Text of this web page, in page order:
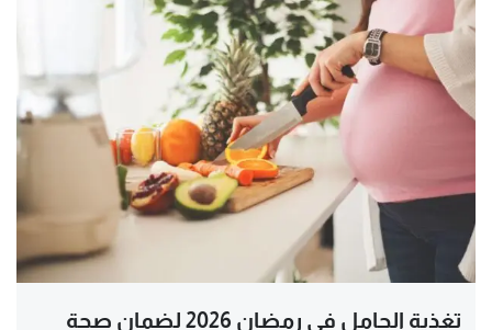
تغذية الحامل في رمضان 2026 لضمان صحة